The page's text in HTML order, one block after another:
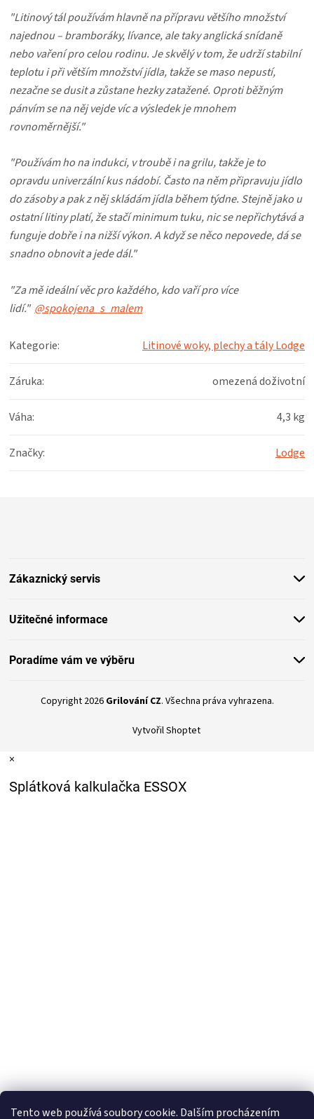
Tento web používá soubory cookie. Dalším procházením
"Litinový tál používám hlavně na přípravu většího množství
najednou – bramboráky, lívance, ale taky anglická snídaně
nebo vaření pro celou rodinu. Je skvělý v tom, že udrží stabilní
teplotu i při větším množství jídla, takže se maso nepustí,
nezačne se dusit a zůstane hezky zatažené. Oproti běžným
pánvím se na něj vejde víc a výsledek je mnohem
rovnoměrnější."
"Používám ho na indukci, v troubě i na grilu, takže je to
opravdu univerzální kus nádobí. Často na něm připravuju jídlo
do zásoby a pak z něj skládám jídla během týdne. Stejně jako u
ostatní litiny platí, že stačí minimum tuku, nic se nepřichytává a
funguje dobře i na nižší výkon. A když se něco nepovede, dá se
snadno obnovit a jede dál."
"Za mě ideální věc pro každého, kdo vaří pro více
lidí." @spokojena_s_malem
Kategorie: Litinové woky, plechy a tály Lodge
Záruka: omezená doživotní
Váha: 4,3 kg
Značky: Lodge
Zákaznický servis
Užitečné informace
Poradíme vám ve výběru
Vytvořil Shoptet
Copyright 2026 Grilování CZ. Všechna práva vyhrazena.
×
Splátková kalkulačka ESSOX